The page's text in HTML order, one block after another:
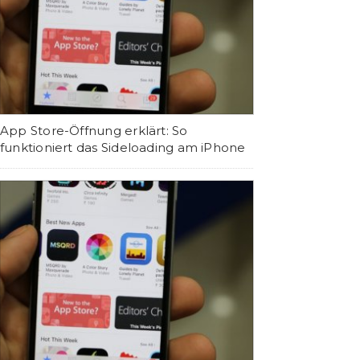
App Store-Öffnung erklärt: So
funktioniert das Sideloading am iPhone